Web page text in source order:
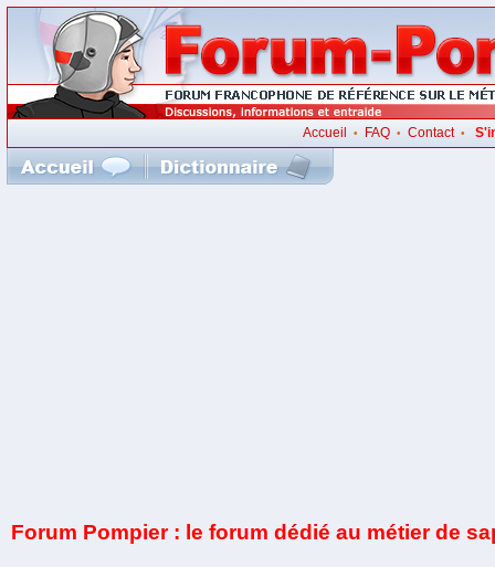
Accueil • FAQ• Contact•
Forum Pompier : le forum dédié au métier de